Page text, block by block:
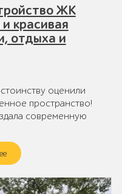
ЖК
красивая
отдыха и
оценили
пространство!
современную